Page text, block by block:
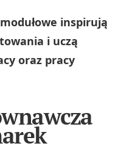
inspirują
i uczą
oraz pracy